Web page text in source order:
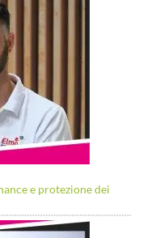
e protezione dei